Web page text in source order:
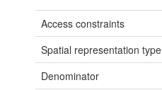
Access constraints
Spatial representation type
Denominator